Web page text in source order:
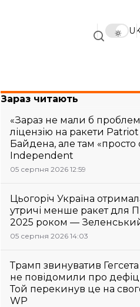
Зараз читають
«Зараз не мали б
ліцензію на ракети Patriot
Байдена, але там «просто
Independent
05 серпня 2026 12:59
Цьогоріч Україна
утричі менше ракет для
2025 роком —
05 серпня 2026 14:03
Трамп звинуватив
не повідомили про
Той перекинув це на
WP